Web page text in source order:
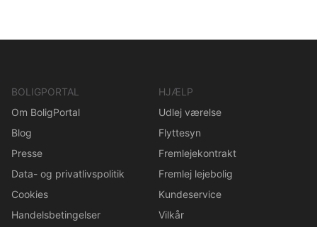
BOLIGPORTAL
Om BoligPortal
Blog
Presse
Data- og privatlivspolitik
Cookies
Handelsbetingelser
HJÆLP
Udlej værelse
Flyttesyn
Fremlejekontrakt
Fremlej lejebolig
Kundeservice
Vilkår